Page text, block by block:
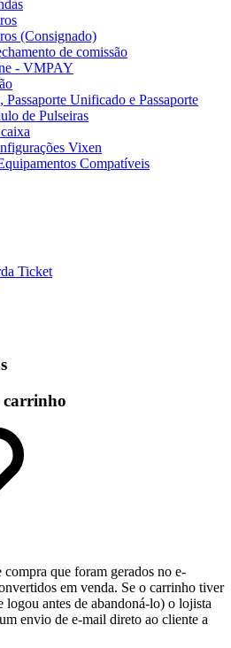
(Consignado)
de comissão
- VMPAY
Unificado e Passaporte
de Pulseiras
Vixen
Compatíveis
Ticket
carrinho
que foram gerados no e-
em venda. Se o carrinho tiver
logou antes de abandoná-lo) o lojista
envio de e-mail direto ao cliente a